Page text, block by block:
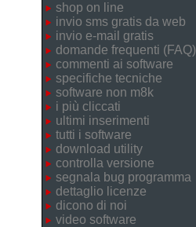
shop on line
invio sms gratis da web
invio e-mail gratis
domande frequenti (FAQ)
commenti ai software
specifiche tecniche
software non m8k
i più cliccati
ultimi inserimenti
tutti i software
download utility
controlla versione
segnala bug programma
dettaglio licenze
dicono di noi
video software